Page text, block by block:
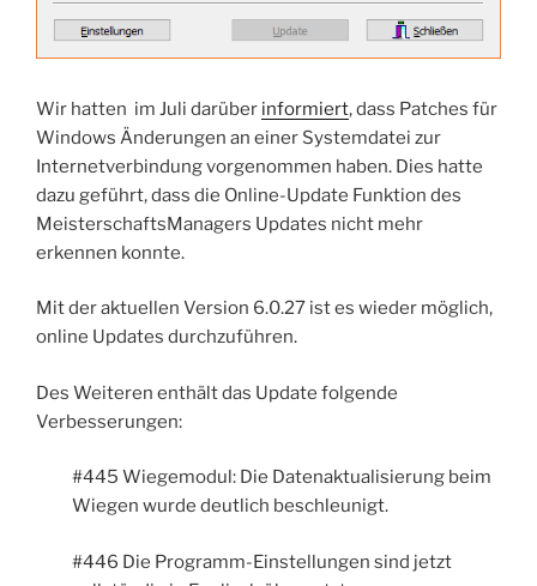
Wir hatten im Juli darüber informiert, dass Patches für
Windows Änderungen an einer Systemdatei zur
Internetverbindung vorgenommen haben. Dies hatte
dazu geführt, dass die Online-Update Funktion des
MeisterschaftsManagers Updates nicht mehr
erkennen konnte.
Mit der aktuellen Version 6.0.27 ist es wieder möglich,
online Updates durchzuführen.
Des Weiteren enthält das Update folgende
Verbesserungen:
#445 Wiegemodul: Die Datenaktualisierung beim
Wiegen wurde deutlich beschleunigt.
#446 Die Programm-Einstellungen sind jetzt